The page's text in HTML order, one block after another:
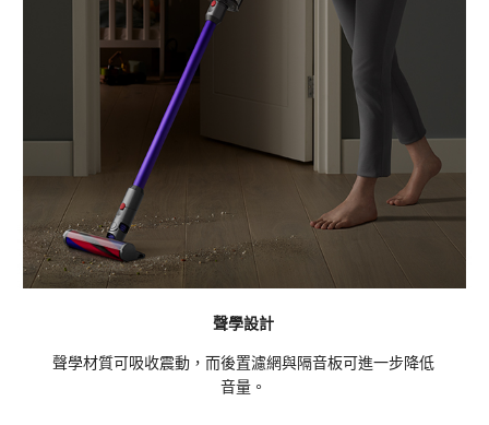
聲學設計
聲學材質可吸收震動，而後置濾網與隔音板可進一步降低
音量。